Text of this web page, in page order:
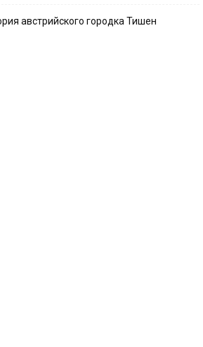
австрийского городка Тишен